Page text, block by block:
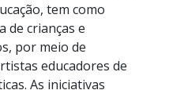
tem como
de crianças e
por meio de
educadores de
As iniciativas